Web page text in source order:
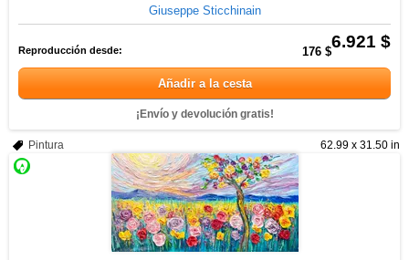
Giuseppe Sticchinain
6.921 $
Reproducción desde: 176 $
Añadir a la cesta
¡Envío y devolución gratis!
62.99 x 31.50 in
Pintura